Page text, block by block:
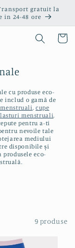
gratuit la
in 24-48 ore
Coș
cu produse eco-
includ o gamă de
, cupe
menstruali.
pentru a-ti
nevoile tale
mediului
disponibile și
eco-
9 produse